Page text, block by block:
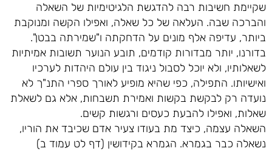
שקיימת חשיבות רבה להדגשת הלגיטימיות של השאלה
והברכה שבה. העלאה של כל שאלה, ואפילו הקשה ומנוקבת
ביותר, עדיפה אלף מונים על הדחקתה ו"שמירתה בבטן".
בדורנו, יותר מבדורות קודמים, תובע הנוער תשובות אמיתיות
לשאלותיו, ולא יוכל לסבול ניגוד בין עולם היהדות לערכיו
ואישיותו. התפילה, כפי שהיא מופיע לאורך ספרי התנ"ך לא
נועדה רק לבקשת בקשות ואמירת תשבחות, אלא גם לשאלת
שאלות, ואפילו להבעת כעסים ורגשות קשים.
השאלה עצמה, כיצד מת בעודו צעיר אדם שכיבד את הוריו,
נשאלה כבר בגמרא. הגמרא בקידושין (דף לט עמוד ב)